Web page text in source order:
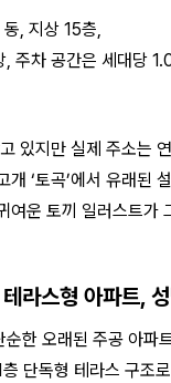
, 지상 15층,
, 주차 공간은 세대당
있지만 실제 주소는
개 ‘토곡’에서 유래된
여운 토끼 일러스트가
라스형 아파트,
순한 오래된 주공 아파
단독형 테라스 구조